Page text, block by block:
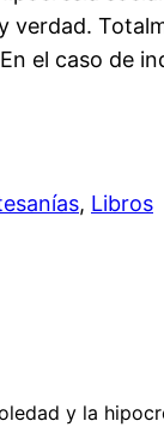
verdad.
el caso de
, Libros
y la